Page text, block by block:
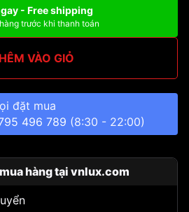
- Free shipping
trước khi thanh toán
VÀO GIỎ
đặt mua
496 789 (8:30 - 22:00)
hàng tại vnlux.com